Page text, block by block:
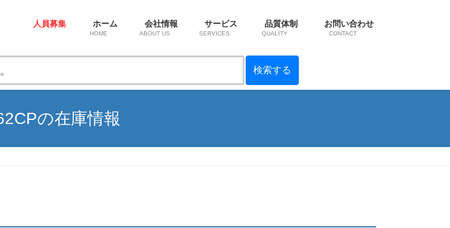
人員募集 ホーム
HOME
会社情報
ABOUT US
サービス
SERVICES
品質体制
QUALITY
お問い合わせ
CONTACT
の在庫情報